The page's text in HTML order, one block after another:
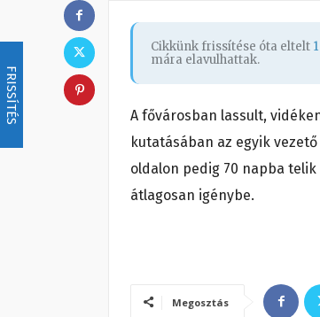
FRISSÍTÉS
Cikkünk frissítése óta eltelt
mára elavulhattak.
A fővárosban lassult,
kutatásában az egyik
oldalon pedig 70 napba
átlagosan igénybe.
Megosztás